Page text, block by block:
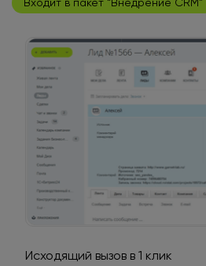
Исходящий вызов в 1 клик